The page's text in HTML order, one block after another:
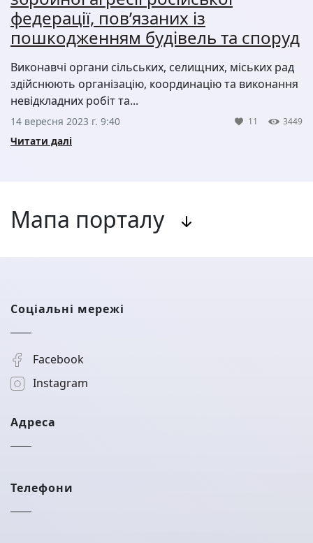
федерації, пов’язаних із
пошкодженням будівель та споруд
Виконавчі органи сільських, селищних, міських рад
здійснюють організацію, координацію та виконання
невідкладних робіт та...
14 вересня 2023 г. 9:40 11 3449
Читати далі
Мапа порталу
Соціальні мережі
Facebook
Instagram
Адреса
Телефони